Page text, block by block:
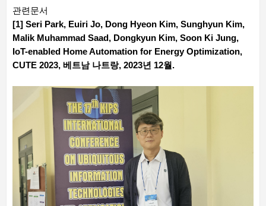
관련문서
[1] Seri Park, Euiri Jo, Dong Hyeon Kim, Sunghyun Kim,
Malik Muhammad Saad, Dongkyun Kim, Soon Ki Jung,
IoT-enabled Home Automation for Energy Optimization,
CUTE 2023, 베트남 나트랑, 2023년 12월.